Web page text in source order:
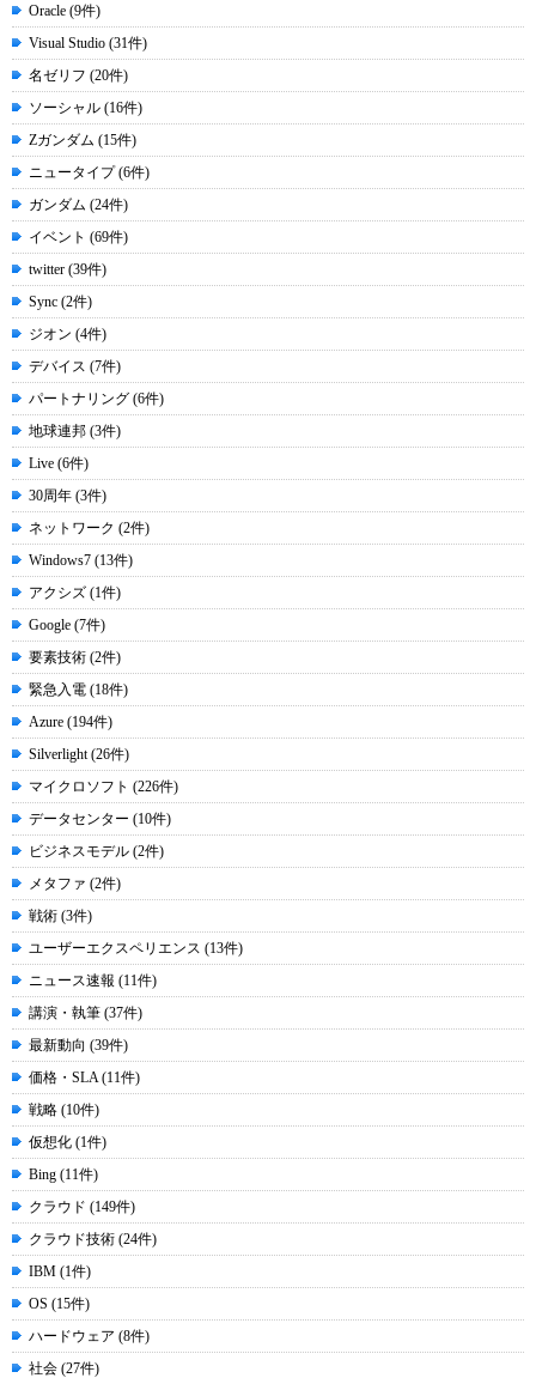
Oracle (9件)
Visual Studio (31件)
名ゼリフ (20件)
ソーシャル (16件)
Zガンダム (15件)
ニュータイプ (6件)
ガンダム (24件)
イベント (69件)
twitter (39件)
Sync (2件)
ジオン (4件)
デバイス (7件)
パートナリング (6件)
地球連邦 (3件)
Live (6件)
30周年 (3件)
ネットワーク (2件)
Windows7 (13件)
アクシズ (1件)
Google (7件)
要素技術 (2件)
緊急入電 (18件)
Azure (194件)
Silverlight (26件)
マイクロソフト (226件)
データセンター (10件)
ビジネスモデル (2件)
メタファ (2件)
戦術 (3件)
ユーザーエクスペリエンス (13件)
ニュース速報 (11件)
講演・執筆 (37件)
最新動向 (39件)
価格・SLA (11件)
戦略 (10件)
仮想化 (1件)
Bing (11件)
クラウド (149件)
クラウド技術 (24件)
IBM (1件)
OS (15件)
ハードウェア (8件)
社会 (27件)